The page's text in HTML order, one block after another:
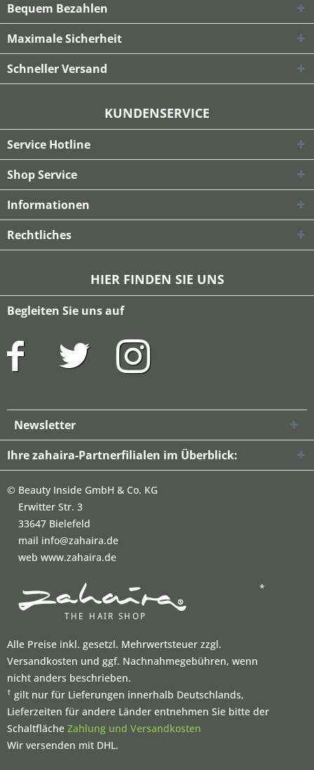
Bequem Bezahlen
Maximale Sicherheit
Schneller Versand
KUNDENSERVICE
Service Hotline
Shop Service
Informationen
Rechtliches
HIER FINDEN SIE UNS
Begleiten Sie uns auf
Newsletter
Ihre zahaira-Partnerfilialen im Überblick:
© Beauty Inside GmbH & Co. KG
Erwitter Str. 3
33647 Bielefeld
mail info@zahaira.de
web www.zahaira.de
*
Alle Preise inkl. gesetzl. Mehrwertsteuer zzgl.
Versandkosten und ggf. Nachnahmegebühren, wenn
nicht anders beschrieben.
† gilt nur für Lieferungen innerhalb Deutschlands,
Lieferzeiten für andere Länder entnehmen Sie bitte der
Schaltfläche Zahlung und Versandkosten
Wir versenden mit DHL.